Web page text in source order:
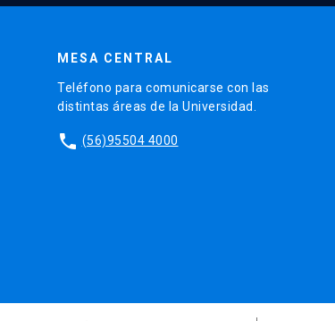
MESA CENTRAL
Teléfono para comunicarse con las
distintas áreas de la Universidad.
phone (56)95504 4000